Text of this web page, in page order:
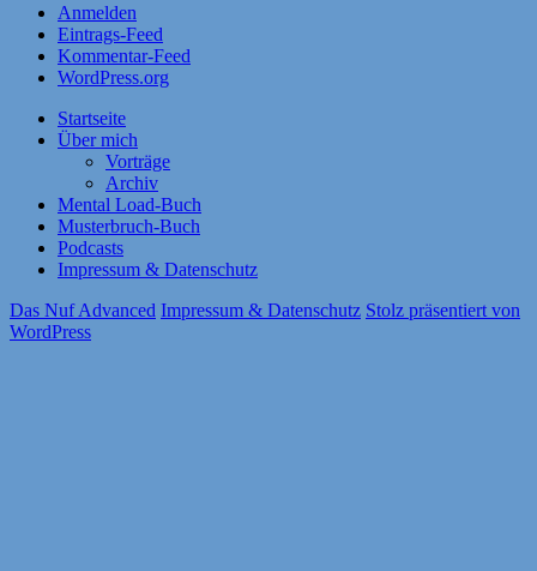
Anmelden
Eintrags-Feed
Kommentar-Feed
WordPress.org
Startseite
Über mich
Vorträge
Archiv
Mental Load-Buch
Musterbruch-Buch
Podcasts
Impressum & Datenschutz
Das Nuf Advanced Impressum & Datenschutz Stolz präsentiert von
WordPress